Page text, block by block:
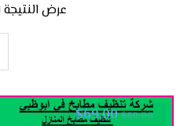
عرض النتيجة
$80.00
$69.00